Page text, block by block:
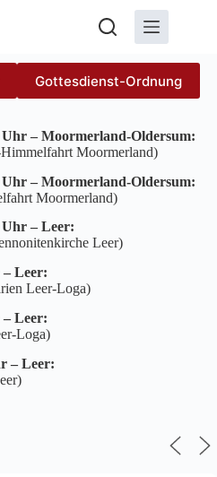
Gottesdienst-Ordnung
Uhr – Moormerland-Oldersum:
Moormerland)
Uhr – Moormerland-Oldersum:
Moormerland)
Uhr – Leer:
Leer)
– Leer:
Leer-Loga)
– Leer:
Loga)
– Leer: